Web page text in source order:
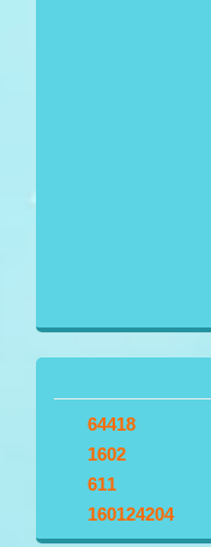
64418
1602
611
160124204